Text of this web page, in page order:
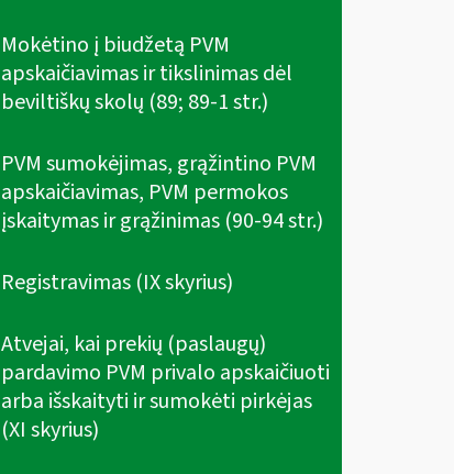
Mokėtino į biudžetą PVM
apskaičiavimas ir tikslinimas dėl
beviltiškų skolų (89; 89-1 str.)
PVM sumokėjimas, grąžintino PVM
apskaičiavimas, PVM permokos
įskaitymas ir grąžinimas (90-94 str.)
Registravimas (IX skyrius)
Atvejai, kai prekių (paslaugų)
pardavimo PVM privalo apskaičiuoti
arba išskaityti ir sumokėti pirkėjas
(XI skyrius)